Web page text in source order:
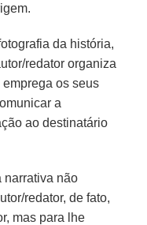
da história,
redator organiza
os seus
a
ao destinatário
narrativa não
redator, de fato,
mas para lhe